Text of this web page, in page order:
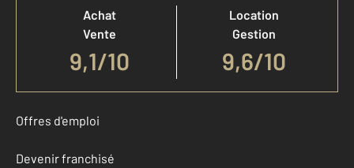
Achat
Vente
9,1/10
Location
Gestion
9,6/10
Offres d'emploi
Devenir franchisé